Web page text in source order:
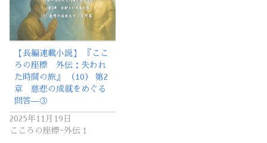
【長編連載小説】 『ここ
ろの座標 外伝：失われ
た時間の旅』 （10） 第2
章 慈悲の成就をめぐる
問答—③
2025年11月19日
こころの座標ｰ外伝１